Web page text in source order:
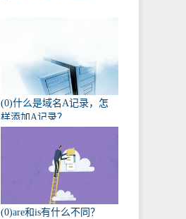
(0)什么是域名A记录，怎
样添加A记录？
(0)are和is有什么不同？